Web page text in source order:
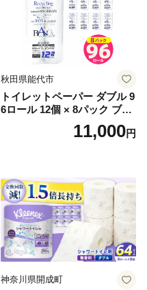
秋田県能代市
トイレットペーパー ダブル 9
6ロール 12個 × 8パック ブラ
ンカ 再生紙 100％ 芯あり 日
用品 消耗品 無香料 生活用品
11,000円
神奈川県開成町